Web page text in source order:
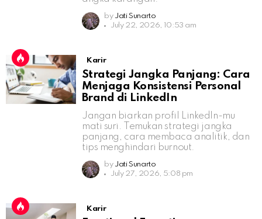
by Jati Sunarto
July 22, 2026, 10:53 am
Karir
Strategi Jangka Panjang: Cara
Menjaga Konsistensi Personal
Brand di LinkedIn
Jangan biarkan profil LinkedIn-mu
mati suri. Temukan strategi jangka
panjang, cara membaca analitik, dan
tips menghindari burnout.
by Jati Sunarto
July 27, 2026, 5:08 pm
Karir